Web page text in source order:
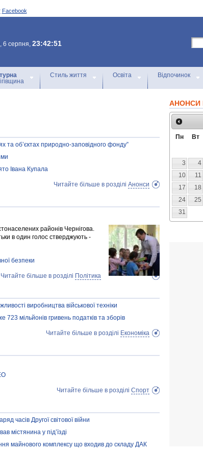
Facebook
6 серпня, 23:42:51
Стиль життя Освіта Відпочинок
та об’єктах природно-заповідного фонду”
Івана Купала
Читайте більше в розділі Анонси
районів Чернігова.
в один голос стверджують -
безпеки
Читайте більше в розділі Політика
виробництва військової техніки
мільйонів гривень податків та зборів
Читайте більше в розділі Економіка
Читайте більше в розділі Спорт
часів Другої світової війни
містянина у під’їзді
майнового комплексу що входив до складу ДАК
АНОНСИ
Пн Вт
3
4
10
11
17
18
24
25
31